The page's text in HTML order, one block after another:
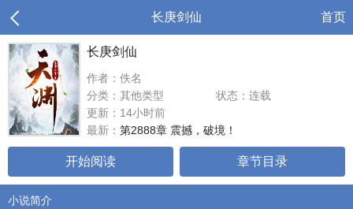
长庚剑仙 首页
长庚剑仙
作者：佚名
分类：其他类型
状态：连载
更新：14小时前
最新： 第2888章 震撼，破境！
开始阅读 章节目录
小说简介